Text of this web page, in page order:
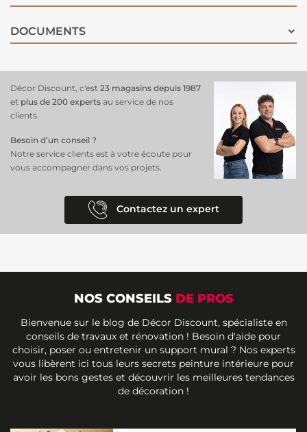
DOCUMENTS
Décor Discount, c'est 23 magasins depuis 1987
et plus de 200 experts au service de nos
clients.
Besoin d’un conseil ?
Notre service clients est à votre écoute pour
vous accompagner dans vos projets.
Contactez un expert
NOS CONSEILS DE PROS
Bienvenue sur le blog de Décor Discount, spécialiste en
conseils de travaux et rénovation ! Besoin d'aide pour
choisir, poser ou entretenir un support mural ? Nos experts
vous libèrent ici tous leurs secrets peinture intérieure pour
avoir les bons gestes et découvrir les meilleures tendances
de décoration !